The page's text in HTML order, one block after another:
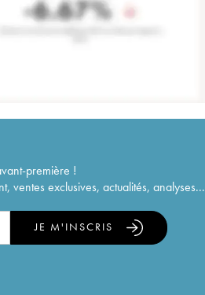
première !
ventes exclusives, actualités, analyses...
JE M'INSCRIS